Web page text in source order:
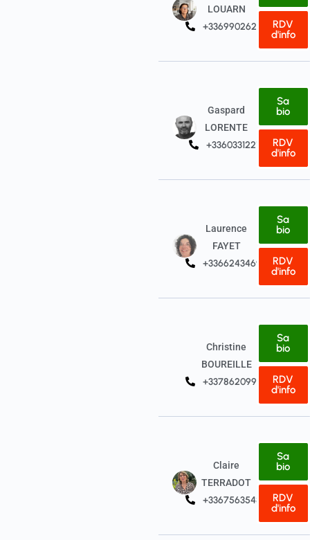
LOUARN
+33699026286
RDV
d'info
Gaspard
LORENTE
+33603312217
Sa
bio
RDV
d'info
Laurence
FAYET
+33662434697
Sa
bio
RDV
d'info
Christine
BOUREILLE
+33786209952
Sa
bio
RDV
d'info
Claire
TERRADOT
+33675635480
Sa
bio
RDV
d'info